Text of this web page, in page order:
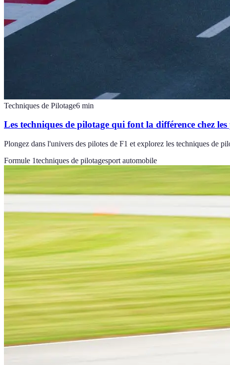
Techniques de Pilotage6 min
Les techniques de pilotage qui font la différence chez les
Plongez dans l'univers des pilotes de F1 et explorez les techniques de
Formule 1techniques de pilotagesport automobile